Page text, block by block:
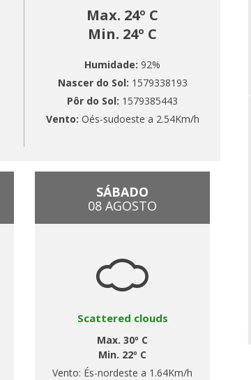
Max. 24º C
Min. 24º C
Humidade: 92%
Nascer do Sol: 1579338193
Pôr do Sol: 1579385443
Vento: Oés-sudoeste a 2.54Km/h
SÁBADO
08 AGOSTO
Scattered clouds
Max. 30º C
Min. 22º C
Vento: És-nordeste a 1.64Km/h